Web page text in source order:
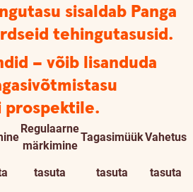
sisaldab Panga
tehingutasusid.
– võib lisanduda
prospektile.
Regulaarne
märkimine
TagasimüükVahetus
tasuta tasuta
tasuta